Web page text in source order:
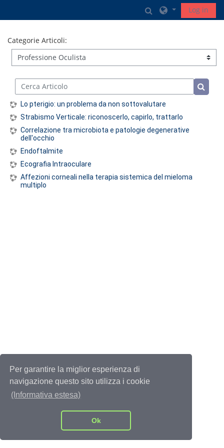
Per garantire la miglior esperienza di
navigazione questo sito utilizza i cookie
(Informativa estesa)
Ok
Attiva/disattiva
Log in
Categorie Articoli:
Cerca Articolo
Cerca
Lo pterigio: un problema da non sottovalutare
Strabismo Verticale: riconoscerlo, capirlo, trattarlo
Correlazione tra microbiota e patologie degenerative
dell'occhio
Endoftalmite
Ecografia Intraoculare
Affezioni corneali nella terapia sistemica del mieloma
multiplo